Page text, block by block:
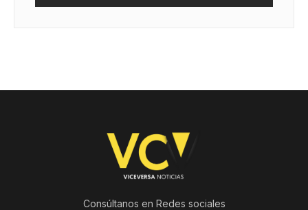
Consúltanos en Redes sociales